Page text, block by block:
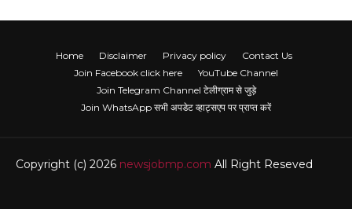
Home Disclaimer Privacy policy
Contact Us
Join Facebook click here
YouTube Channel
Join Telegram Channel टेलीग्राम से जुड़े
Join WhatsApp सभी अपडेट व्हाट्सएप पर प्राप्त करें
Copyright (c) 2026 newsjobmp.com All Right Reseved